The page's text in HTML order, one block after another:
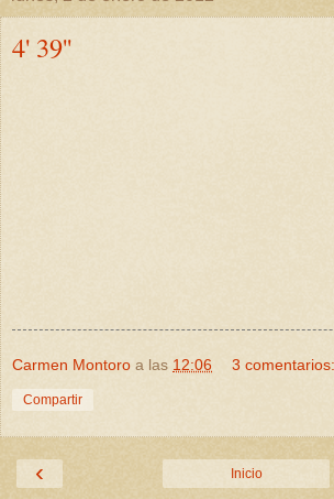
4' 39''
Carmen Montoro a las 12:06 3 comentarios:
Compartir
‹ Inicio